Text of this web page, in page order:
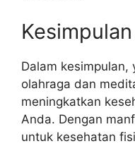
Kesimpulan
Dalam kesimpulan,
olahraga dan
meningkatkan
Anda. Dengan
untuk kesehatan